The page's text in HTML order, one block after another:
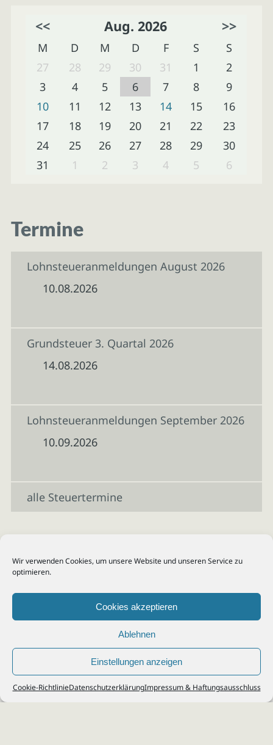
Wir verwenden Cookies, um unsere Website und unseren Service zu
optimieren.
Cookies akzeptieren
Ablehnen
Einstellungen anzeigen
Cookie-RichtlinieDatenschutzerklärungImpressum & Haftungsausschluss
<< Aug. 2026 >>
M D M D F S
S
27
28 29 30 31 1
2
3
4 5 6 7 8
9
10
11 12 13 14 15
16
17
18 19 20 21 22
23
24
25 26 27 28 29
30
31
1 2 3 4 5 6
Termine
Lohnsteueranmeldungen August 2026
10.08.2026
Grundsteuer 3. Quartal 2026
14.08.2026
Lohnsteueranmeldungen September 2026
10.09.2026
alle Steuertermine
© 2026Steuerberater Kempf, Köln - Steuerberatung Poll, Porz, Deutz, Mülheim,